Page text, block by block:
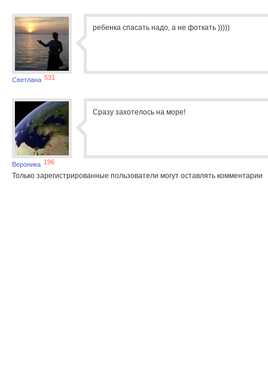
Светлана 531
ребенка спасать надо, а не фоткать )))))
Вероника 196
Сразу захотелось на море!
Только зарегистрированные пользователи могут оставлять комментарии